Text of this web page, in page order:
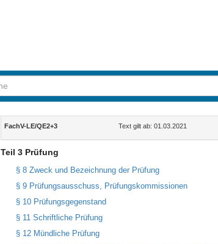
Inhalt
FachV-LE/QE2+3 Text gilt ab: 01.03.2021
Teil 3 Prüfung
§ 8 Zweck und Bezeichnung der Prüfung
§ 9 Prüfungsausschuss, Prüfungskommissionen
§ 10 Prüfungsgegenstand
§ 11 Schriftliche Prüfung
§ 12 Mündliche Prüfung